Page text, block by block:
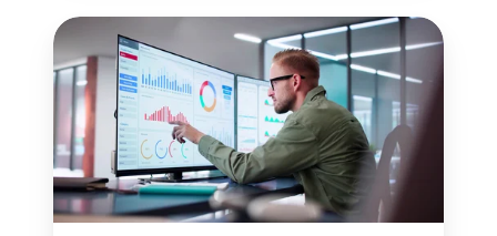
Salesforce
Data
Cloud:
Valorisez
vos
données
Google
Analytics